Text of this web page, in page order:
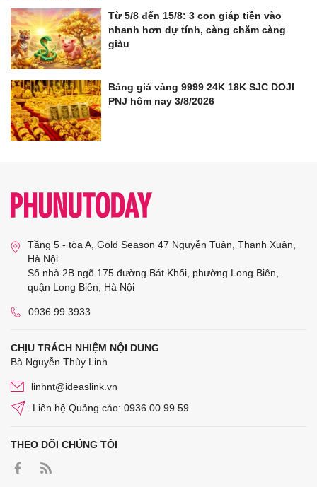
Từ 5/8 đến 15/8: 3 con giáp tiền vào
nhanh hơn dự tính, càng chăm càng
giàu
Bảng giá vàng 9999 24K 18K SJC DOJI
PNJ hôm nay 3/8/2026
Tầng 5 - tòa A, Gold Season 47 Nguyễn Tuân, Thanh Xuân,
Hà Nội
Số nhà 2B ngõ 175 đường Bát Khối, phường Long Biên,
quận Long Biên, Hà Nội
0936 99 3933
CHỊU TRÁCH NHIỆM NỘI DUNG
Bà Nguyễn Thùy Linh
linhnt@ideaslink.vn
Liên hệ Quảng cáo: 0936 00 99 59
THEO DÕI CHÚNG TÔI